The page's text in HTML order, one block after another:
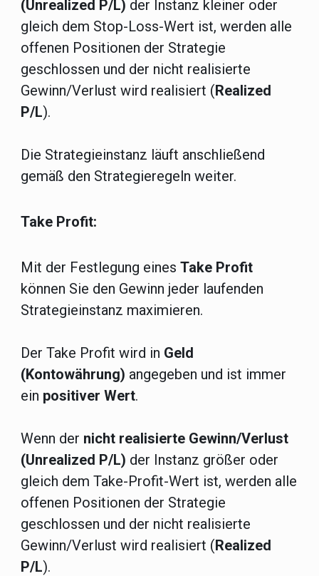
(Unrealized P/L) der Instanz kleiner oder
gleich dem Stop-Loss-Wert ist, werden alle
offenen Positionen der Strategie
geschlossen und der nicht realisierte
Gewinn/Verlust wird realisiert (Realized
P/L).
Die Strategieinstanz läuft anschließend
gemäß den Strategieregeln weiter.
Take Profit:
Mit der Festlegung eines Take Profit
können Sie den Gewinn jeder laufenden
Strategieinstanz maximieren.
Der Take Profit wird in Geld
(Kontowährung) angegeben und ist immer
ein positiver Wert.
Wenn der nicht realisierte Gewinn/Verlust
(Unrealized P/L) der Instanz größer oder
gleich dem Take-Profit-Wert ist, werden alle
offenen Positionen der Strategie
geschlossen und der nicht realisierte
Gewinn/Verlust wird realisiert (Realized
P/L).